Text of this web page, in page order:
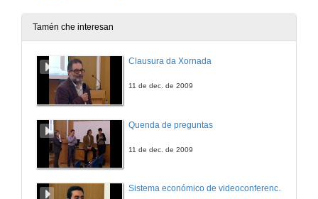
17 de set. de 2021
Tamén che interesan
Clausura da Xornada
11 de dec. de 2009
Quenda de preguntas
11 de dec. de 2009
Sistema económico de videoconferencia intercampus para a impartición de leccións no Mestrado Interuniversitario de Fotónica e Tecnoloxías do Láser